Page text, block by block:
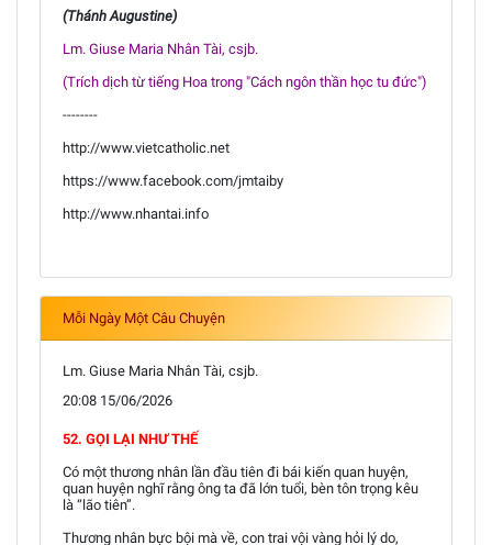
(Thánh Augustine)
Lm. Giuse Maria Nhân Tài, csjb.
(Trích dịch từ tiếng Hoa trong "Cách ngôn thần học tu đức")
--------
http://www.vietcatholic.net
https://www.facebook.com/jmtaiby
http://www.nhantai.info
Mỗi Ngày Một Câu Chuyện
Lm. Giuse Maria Nhân Tài, csjb.
20:08 15/06/2026
52. GỌI LẠI NHƯ THẾ
Có một thương nhân lần đầu tiên đi bái kiến quan huyện,
quan huyện nghĩ rằng ông ta đã lớn tuổi, bèn tôn trọng kêu
là “lão tiên”.
Thương nhân bực bội mà về, con trai vội vàng hỏi lý do,